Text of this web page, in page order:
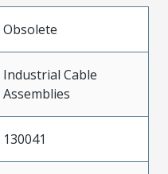
Obsolete
Industrial Cable
Assemblies
130041